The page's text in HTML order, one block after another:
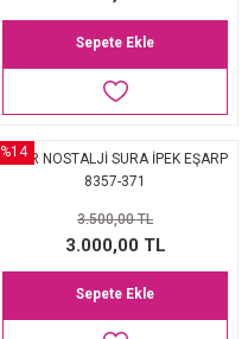
Sepete Ekle
%14
AKER NOSTALJİ SURA İPEK EŞARP
8357-371
3.500,00 TL
3.000,00 TL
Sepete Ekle